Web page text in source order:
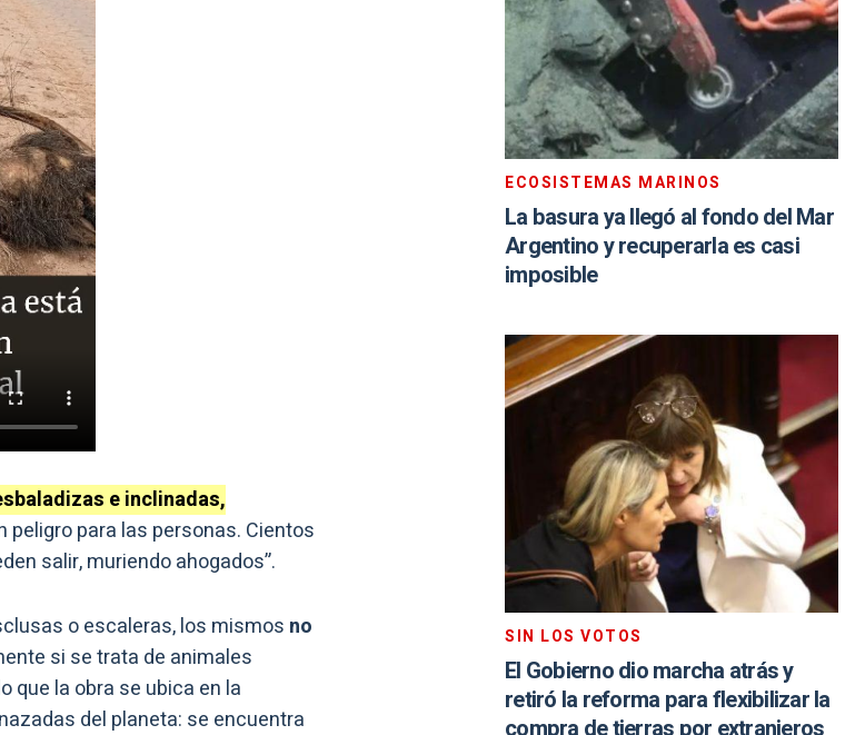
e inclinadas,
peligro para las personas. Cientos
salir, muriendo ahogados”.
o escaleras, los mismos no
si se trata de animales
que la obra se ubica en la
del planeta: se encuentra
ECOSISTEMAS MARINOS
La basura ya llegó al fondo del Mar
Argentino y recuperarla es casi
imposible
SIN LOS VOTOS
El Gobierno dio marcha atrás y
retiró la reforma para flexibilizar la